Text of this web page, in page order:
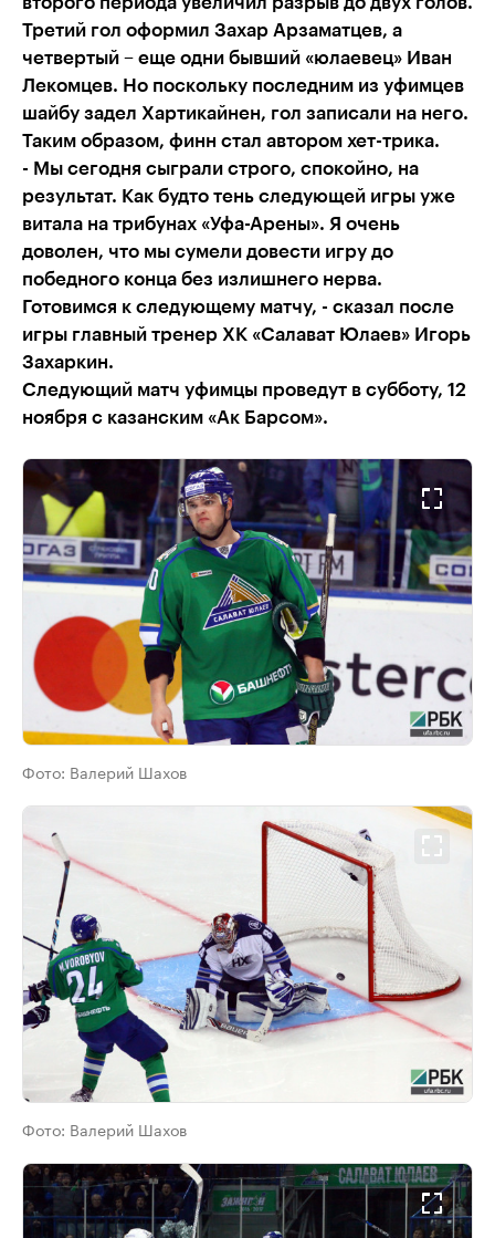
Третий гол оформил Захар Арзаматцев, а
четвертый – еще одни бывший «юлаевец» Иван
Лекомцев. Но поскольку последним из уфимцев
шайбу задел Хартикайнен, гол записали на него.
Таким образом, финн стал автором хет-трика.
- Мы сегодня сыграли строго, спокойно, на
результат. Как будто тень следующей игры уже
витала на трибунах «Уфа-Арены». Я очень
доволен, что мы сумели довести игру до
победного конца без излишнего нерва.
Готовимся к следующему матчу, - сказал после
игры главный тренер ХК «Салават Юлаев» Игорь
Захаркин.
Следующий матч уфимцы проведут в субботу, 12
ноября с казанским «Ак Барсом».
Фото: Валерий Шахов
Фото: Валерий Шахов